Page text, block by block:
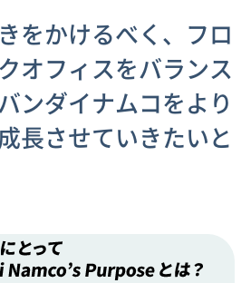
をかけるべく、 フロ
オフィスをバランス
ンダイナムコをより
長させていきたいと